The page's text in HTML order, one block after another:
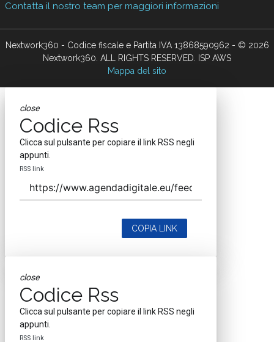
Contatta il nostro team per maggiori informazioni
Nextwork360 - Codice fiscale e Partita IVA 13868590962 - © 2026
Nextwork360. ALL RIGHTS RESERVED. ISP AWS
Mappa del sito
close
Codice Rss
Clicca sul pulsante per copiare il link RSS negli
appunti.
RSS link
COPIA LINK
close
Codice Rss
Clicca sul pulsante per copiare il link RSS negli
appunti.
RSS link